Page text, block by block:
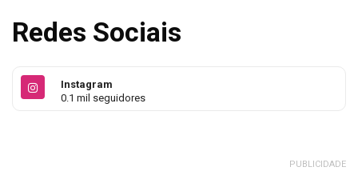
Redes Sociais
Instagram
0.1 mil seguidores
PUBLICIDADE